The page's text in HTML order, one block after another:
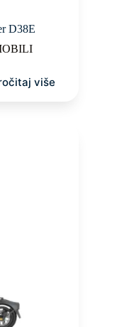
D38E
više